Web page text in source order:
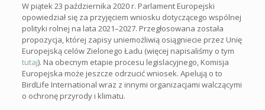
W piątek 23 października 2020 r. Parlament Europejski
opowiedział się za przyjęciem wniosku dotyczącego wspólnej
polityki rolnej na lata 2021–2027. Przegłosowana została
propozycja, której zapisy uniemożliwią osiągniecie przez Unię
Europejską celów Zielonego Ładu (więcej napisaliśmy o tym
tutaj). Na obecnym etapie procesu legislacyjnego, Komisja
Europejska może jeszcze odrzucić wniosek. Apelują o to
BirdLife International wraz z innymi organizacjami walczącymi
o ochronę przyrody i klimatu.